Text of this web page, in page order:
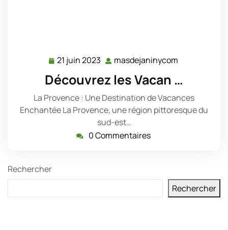
21 juin 2023 21
juin
2023
masdejaninycom
Découvrez les Vacan …
La Provence : Une Destination de Vacances
Enchantée La Provence, une région pittoresque du
sud-est…
0 Commentaires
Rechercher
Rechercher